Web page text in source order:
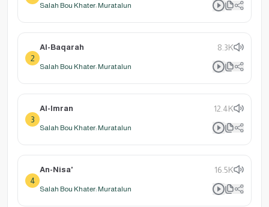
Salah Bou Khater: Muratalun
2
Al-Baqarah 8.3K
Salah Bou Khater: Muratalun
3
Al-Imran 12.4K
Salah Bou Khater: Muratalun
4
An-Nisa' 16.5K
Salah Bou Khater: Muratalun